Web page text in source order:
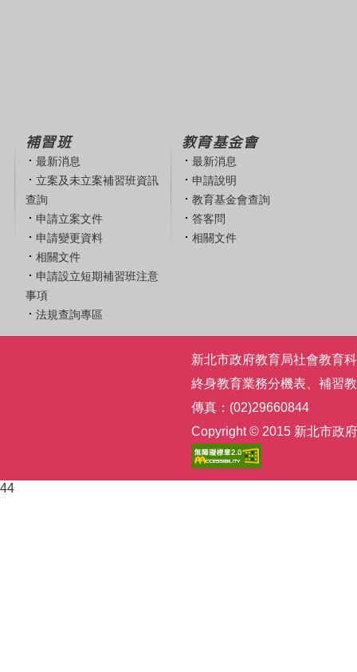
補習班
最新消息
立案及未立案補習班資訊
查詢
申請立案文件
申請變更資料
相關文件
申請設立短期補習班注意
事項
法規查詢專區
教育基金會
最新消息
申請說明
教育基金會查詢
答客問
相關文件
新北市政府教育局社會教育
終身教育業務分機表
補習
傳真：(02)29660844
Copyright © 2015 新北市政
44